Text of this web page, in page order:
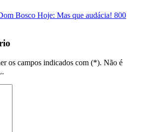
Bosco Hoje: Mas que audácia! 800
os campos indicados com (*). Não é